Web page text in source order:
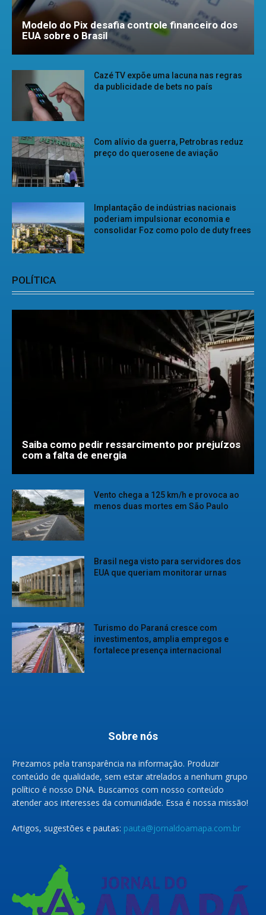
Modelo do Pix desafia controle financeiro dos
EUA sobre o Brasil
Cazé TV expõe uma lacuna nas regras
da publicidade de bets no país
Com alívio da guerra, Petrobras reduz
preço do querosene de aviação
Implantação de indústrias nacionais
poderiam impulsionar economia e
consolidar Foz como polo de duty frees
POLÍTICA
Saiba como pedir ressarcimento por prejuízos
com a falta de energia
Vento chega a 125 km/h e provoca ao
menos duas mortes em São Paulo
Brasil nega visto para servidores dos
EUA que queriam monitorar urnas
Turismo do Paraná cresce com
investimentos, amplia empregos e
fortalece presença internacional
Sobre nós
Prezamos pela transparência na informação. Produzir
conteúdo de qualidade, sem estar atrelados a nenhum grupo
político é nosso DNA. Buscamos com nosso conteúdo
atender aos interesses da comunidade. Essa é nossa missão!
Artigos, sugestões e pautas: pauta@jornaldoamapa.com.br